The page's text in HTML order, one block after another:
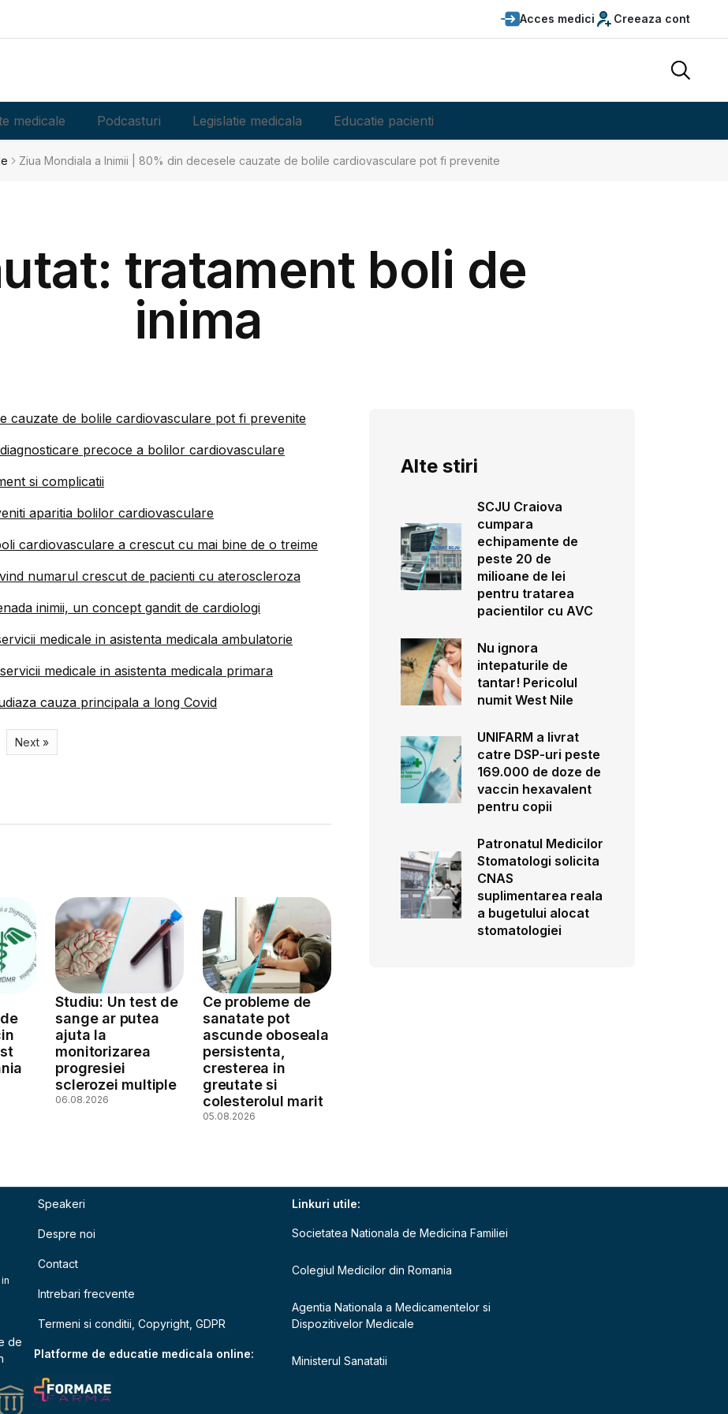
Acces medici Creeaza cont
medicale Podcasturi Legislatie medicala Educatie pacienti
Ziua Mondiala a Inimii | 80% din decesele cauzate de bolile cardiovasculare pot fi prevenite
tratament boli de
inima
cauzate de bolile cardiovasculare pot fi prevenite
precoce a bolilor cardiovasculare
si complicatii
aparitia bolilor cardiovasculare
cardiovasculare a crescut cu mai bine de o treime
numarul crescut de pacienti cu ateroscleroza
inimii, un concept gandit de cardiologi
medicale in asistenta medicala ambulatorie
medicale in asistenta medicala primara
cauza principala a long Covid
Next »
Studiu: Un test de
sange ar putea
ajuta la
monitorizarea
progresiei
sclerozei multiple
06.08.2026
Ce probleme de
sanatate pot
ascunde oboseala
persistenta,
cresterea in
greutate si
colesterolul marit
05.08.2026
Alte stiri
SCJU Craiova
cumpara
echipamente de
peste 20 de
milioane de lei
pentru tratarea
pacientilor cu AVC
Nu ignora
intepaturile de
tantar! Pericolul
numit West Nile
UNIFARM a livrat
catre DSP-uri peste
169.000 de doze de
vaccin hexavalent
pentru copii
Patronatul Medicilor
Stomatologi solicita
CNAS
suplimentarea reala
a bugetului alocat
stomatologiei
de
Speakeri
Despre noi
Contact
Intrebari frecvente
Termeni si conditii, Copyright, GDPR
Platforme de educatie medicala online:
Linkuri utile:
Societatea Nationala de Medicina Familiei
Colegiul Medicilor din Romania
Agentia Nationala a Medicamentelor si
Dispozitivelor Medicale
Ministerul Sanatatii